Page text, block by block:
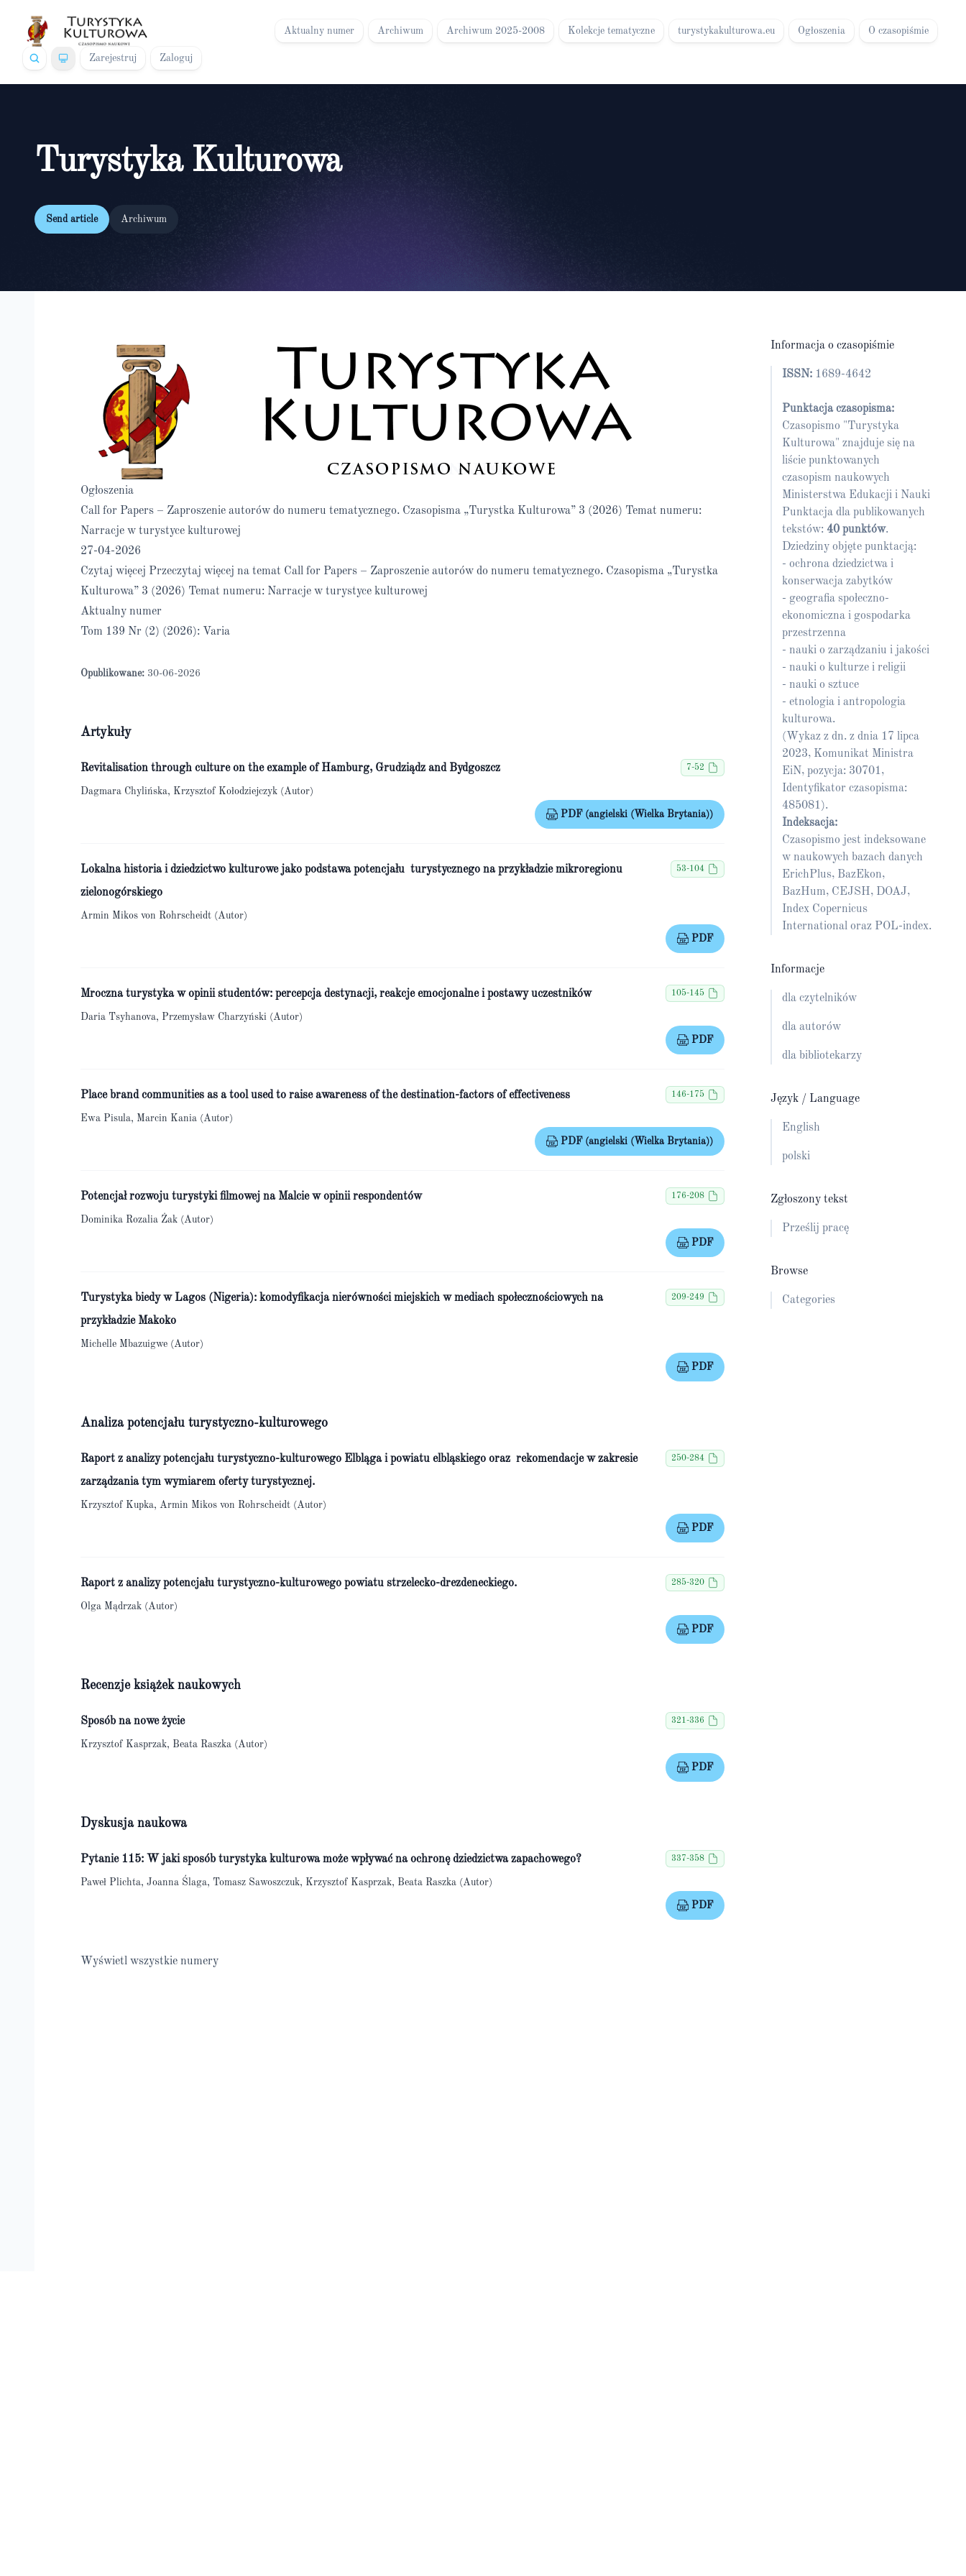
Aktualny numer Archiwum Archiwum 2025-2008 Kolekcje tematyczne turystykakulturowa.eu Ogłoszenia O czasopiśmie
Zarejestruj Zaloguj
Turystyka Kulturowa
Send article Archiwum
Ogłoszenia
Call for Papers – Zaproszenie autorów do numeru tematycznego. Czasopisma „Turystka Kulturowa” 3 (2026) Temat numeru:
Narracje w turystyce kulturowej
27-04-2026
Czytaj więcej Przeczytaj więcej na temat Call for Papers – Zaproszenie autorów do numeru tematycznego. Czasopisma „Turystka
Kulturowa” 3 (2026) Temat numeru: Narracje w turystyce kulturowej
Aktualny numer
Tom 139 Nr (2) (2026): Varia
Opublikowane: 30-06-2026
Artykuły
Revitalisation through culture on the example of Hamburg, Grudziądz and Bydgoszcz 7-52
Dagmara Chylińska, Krzysztof Kołodziejczyk (Autor)
PDF (angielski (Wielka Brytania))
Lokalna historia i dziedzictwo kulturowe jako podstawa potencjału turystycznego na przykładzie mikroregionu
zielonogórskiego
53-104
Armin Mikos von Rohrscheidt (Autor)
PDF
Mroczna turystyka w opinii studentów: percepcja destynacji, reakcje emocjonalne i postawy uczestników 105-145
Daria Tsyhanova, Przemysław Charzyński (Autor)
PDF
Place brand communities as a tool used to raise awareness of the destination-factors of effectiveness 146-175
Ewa Pisula, Marcin Kania (Autor)
PDF (angielski (Wielka Brytania))
Potencjał rozwoju turystyki filmowej na Malcie w opinii respondentów 176-208
Dominika Rozalia Żak (Autor)
PDF
Turystyka biedy w Lagos (Nigeria): komodyfikacja nierówności miejskich w mediach społecznościowych na
przykładzie Makoko
209-249
Michelle Mbazuigwe (Autor)
PDF
Analiza potencjału turystyczno-kulturowego
Raport z analizy potencjału turystyczno-kulturowego Elbląga i powiatu elbląskiego oraz rekomendacje w zakresie
zarządzania tym wymiarem oferty turystycznej.
250-284
Krzysztof Kupka, Armin Mikos von Rohrscheidt (Autor)
PDF
Raport z analizy potencjału turystyczno-kulturowego powiatu strzelecko-drezdeneckiego. 285-320
Olga Mądrzak (Autor)
PDF
Recenzje książek naukowych
Sposób na nowe życie 321-336
Krzysztof Kasprzak, Beata Raszka (Autor)
PDF
Dyskusja naukowa
Pytanie 115: W jaki sposób turystyka kulturowa może wpływać na ochronę dziedzictwa zapachowego? 337-358
Paweł Plichta, Joanna Ślaga, Tomasz Sawoszczuk, Krzysztof Kasprzak, Beata Raszka (Autor)
PDF
Wyświetl wszystkie numery
Informacja o czasopiśmie
ISSN: 1689-4642
Punktacja czasopisma:
Czasopismo "Turystyka
Kulturowa" znajduje się na
liście punktowanych
czasopism naukowych
Ministerstwa Edukacji i Nauki
Punktacja dla publikowanych
tekstów: 40 punktów.
Dziedziny objęte punktacją:
- ochrona dziedzictwa i
konserwacja zabytków
- geografia społeczno-
ekonomiczna i gospodarka
przestrzenna
- nauki o zarządzaniu i jakości
- nauki o kulturze i religii
- nauki o sztuce
- etnologia i antropologia
kulturowa.
(Wykaz z dn. z dnia 17 lipca
2023, Komunikat Ministra
EiN, pozycja: 30701,
Identyfikator czasopisma:
485081).
Indeksacja:
Czasopismo jest indeksowane
w naukowych bazach danych
ErichPlus, BazEkon,
BazHum, CEJSH, DOAJ,
Index Copernicus
International oraz POL-index.
Informacje
dla czytelników
dla autorów
dla bibliotekarzy
Język / Language
English
polski
Zgłoszony tekst
Prześlij pracę
Browse
Categories